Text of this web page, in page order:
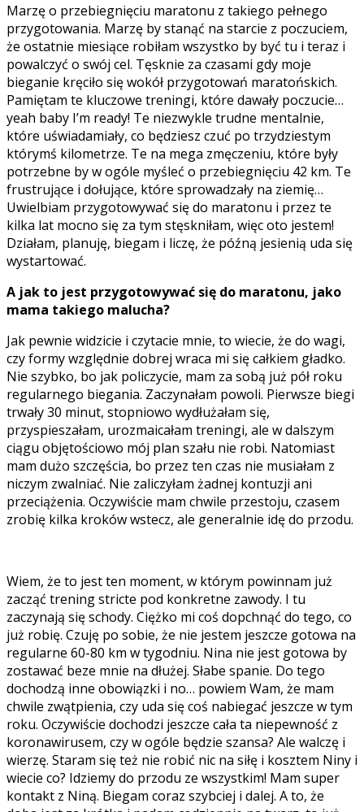
Marzę o przebiegnięciu maratonu z takiego pełnego
przygotowania. Marzę by stanąć na starcie z poczuciem,
że ostatnie miesiące robiłam wszystko by być tu i teraz i
powalczyć o swój cel. Tęsknie za czasami gdy moje
bieganie kręciło się wokół przygotowań maratońskich.
Pamiętam te kluczowe treningi, które dawały poczucie…
yeah baby I’m ready! Te niezwykle trudne mentalnie,
które uświadamiały, co będziesz czuć po trzydziestym
którymś kilometrze. Te na mega zmęczeniu, które były
potrzebne by w ogóle myśleć o przebiegnięciu 42 km. Te
frustrujące i dołujące, które sprowadzały na ziemię…
Uwielbiam przygotowywać się do maratonu i przez te
kilka lat mocno się za tym stęskniłam, więc oto jestem!
Działam, planuję, biegam i liczę, że późną jesienią uda się
wystartować.
A jak to jest przygotowywać się do maratonu, jako
mama takiego malucha?
Jak pewnie widzicie i czytacie mnie, to wiecie, że do wagi,
czy formy względnie dobrej wraca mi się całkiem gładko.
Nie szybko, bo jak policzycie, mam za sobą już pół roku
regularnego biegania. Zaczynałam powoli. Pierwsze biegi
trwały 30 minut, stopniowo wydłużałam się,
przyspieszałam, urozmaicałam treningi, ale w dalszym
ciągu objętościowo mój plan szału nie robi. Natomiast
mam dużo szczęścia, bo przez ten czas nie musiałam z
niczym zwalniać. Nie zaliczyłam żadnej kontuzji ani
przeciążenia. Oczywiście mam chwile przestoju, czasem
zrobię kilka kroków wstecz, ale generalnie idę do przodu.
Wiem, że to jest ten moment, w którym powinnam już
zacząć trening stricte pod konkretne zawody. I tu
zaczynają się schody. Ciężko mi coś dopchnąć do tego, co
już robię. Czuję po sobie, że nie jestem jeszcze gotowa na
regularne 60-80 km w tygodniu. Nina nie jest gotowa by
zostawać beze mnie na dłużej. Słabe spanie. Do tego
dochodzą inne obowiązki i no… powiem Wam, że mam
chwile zwątpienia, czy uda się coś nabiegać jeszcze w tym
roku. Oczywiście dochodzi jeszcze cała ta niepewność z
koronawirusem, czy w ogóle będzie szansa? Ale walczę i
wierzę. Staram się też nie robić nic na siłę i kosztem Niny i
wiecie co? Idziemy do przodu ze wszystkim! Mam super
kontakt z Niną. Biegam coraz szybciej i dalej. A to, że